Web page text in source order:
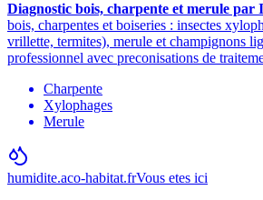
Diagnostic bois, charpente et merule par
bois, charpentes et boiseries : insectes
vrillette, termites), merule et champignons
professionnel avec preconisations de
Charpente
Xylophages
Merule
humidite.aco-habitat.frVous etes ici